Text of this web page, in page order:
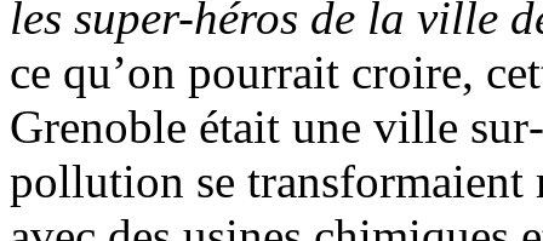
les super-héros de la ville
ce qu’on pourrait croire,
Grenoble était une ville
pollution se